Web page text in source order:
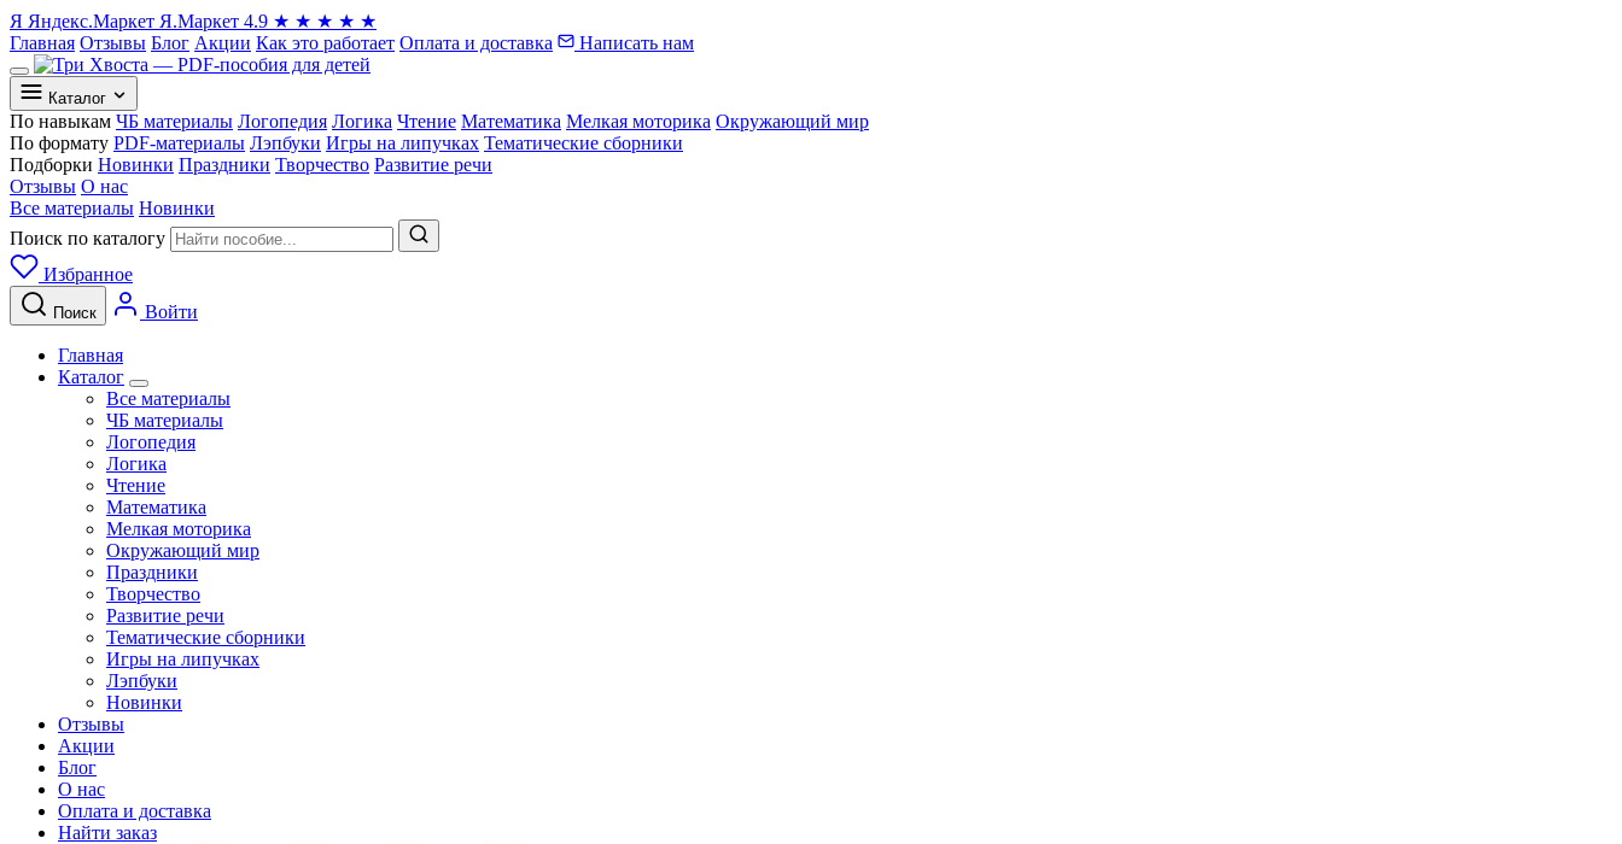
Я Яндекс.Маркет Я.Маркет 4.9 ★ ★ ★ ★ ★
Главная Отзывы Блог Акции Как это работает Оплата и доставка Написать нам
Каталог
По навыкам ЧБ материалы Логопедия Логика Чтение Математика Мелкая моторика Окружающий мир
По формату PDF-материалы Лэпбуки Игры на липучках Тематические сборники
Подборки Новинки Праздники Творчество Развитие речи
Отзывы О нас
Все материалы Новинки
Поиск по каталогу
Избранное
Поиск Войти
Главная
Каталог
Все материалы
ЧБ материалы
Логопедия
Логика
Чтение
Математика
Мелкая моторика
Окружающий мир
Праздники
Творчество
Развитие речи
Тематические сборники
Игры на липучках
Лэпбуки
Новинки
Отзывы
Акции
Блог
О нас
Оплата и доставка
Найти заказ